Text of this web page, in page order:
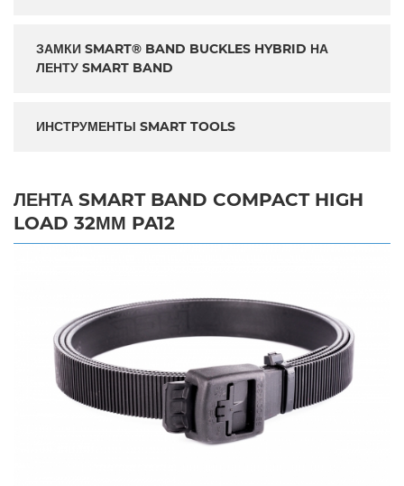
ЗАМКИ SMART® BAND BUCKLES HYBRID НА
ЛЕНТУ SMART BAND
ИНСТРУМЕНТЫ SMART TOOLS
ЛЕНТА SMART BAND COMPACT HIGH
LOAD 32ММ PA12